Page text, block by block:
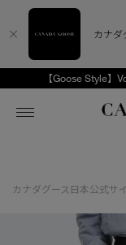
【Goose Style】
ディス
新着ア
新着ア
ベビー
カナダグース日本公式サ
カナダ